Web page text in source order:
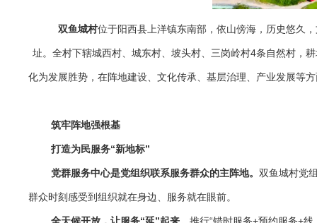
双鱼城村位于阳西县上洋镇东南部，依山傍海，历史悠久
址。全村下辖城西村、城东村、坡头村、三岗岭村4条自然村，
化为发展胜势，在阵地建设、文化传承、基层治理、产业发展等
筑牢阵地强根基
打造为民服务“新地标”
党群服务中心是党组织联系服务群众的主阵地。 双鱼城村党
群众时刻感受到组织就在身边、服务就在眼前。